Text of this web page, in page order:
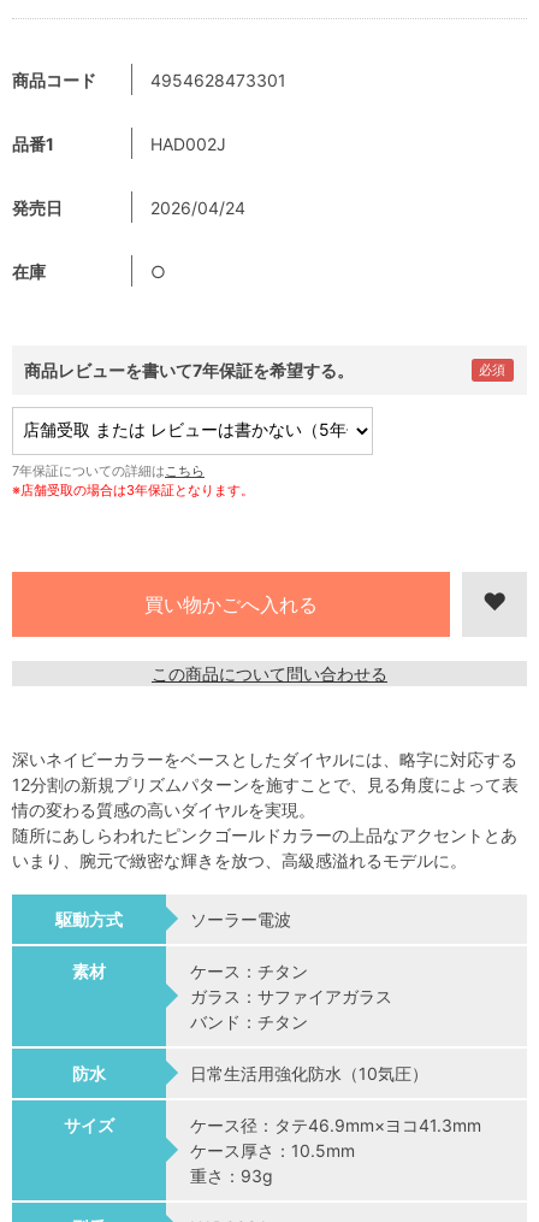
商品コード 4954628473301
品番1 HAD002J
発売日 2026/04/24
在庫 ○
商品レビューを書いて7年保証を希望する。
7年保証についての詳細は こちら
※店舗受取の場合は3年保証となります。
この商品について問い合わせる
深いネイビーカラーをベースとしたダイヤルには、略字に対応する
12分割の新規プリズムパターンを施すことで、見る角度によって表
情の変わる質感の高いダイヤルを実現。
随所にあしらわれたピンクゴールドカラーの上品なアクセントとあ
いまり、腕元で緻密な輝きを放つ、高級感溢れるモデルに。
駆動方式 ソーラー電波
素材
ケース：チタン
ガラス：サファイアガラス
バンド：チタン
防水 日常生活用強化防水（10気圧）
サイズ
ケース径：タテ46.9mm×ヨコ41.3mm
ケース厚さ：10.5mm
重さ：93g